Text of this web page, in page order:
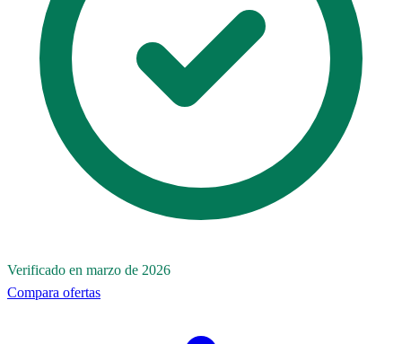
Verificado en marzo de 2026
Compara ofertas